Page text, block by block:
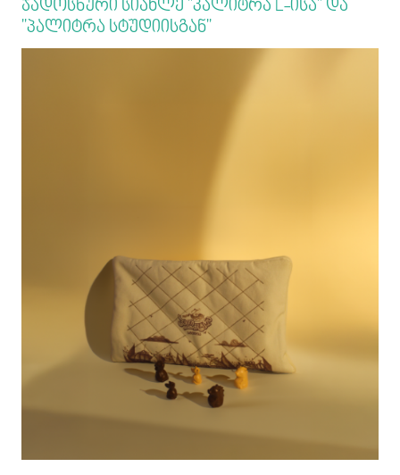
ჯადოსნური სიახლე "პალიტრა L-ისა" და
"პალიტრა სტუდიისგან"